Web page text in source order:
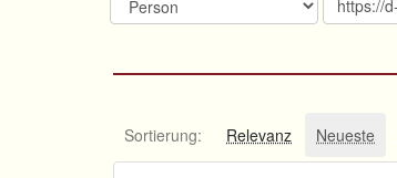
Sortierung: Relevanz Neueste